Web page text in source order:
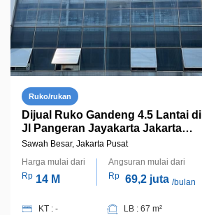
Ruko/rukan
Dijual Ruko Gandeng 4.5 Lantai di
Jl Pangeran Jayakarta Jakarta
Pusat
Sawah Besar, Jakarta Pusat
Harga mulai dari
Rp 14 M
Angsuran mulai dari
Rp 69,2 juta /bulan
KT : -
LB : 67 m²